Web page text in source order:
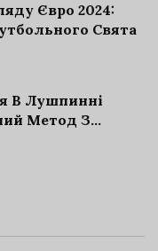
Євро 2024:
Свята
В Лушпинні
Метод З